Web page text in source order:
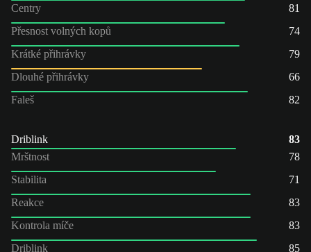
Centry
81
Přesnost volných kopů
74
Krátké přihrávky
79
Dlouhé přihrávky
66
Faleš
82
Driblink
83
Mrštnost
78
Stabilita
71
Reakce
83
Kontrola míče
83
Driblink
85